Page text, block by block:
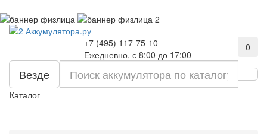
+7 (495) 117-75-10
Ежедневно, с 8:00 до 17:00
0
Везде
Каталог